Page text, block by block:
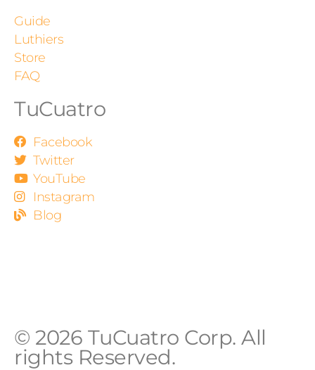
Guide
Luthiers
Store
FAQ
TuCuatro
Facebook
Twitter
YouTube
Instagram
Blog
© 2026 TuCuatro Corp. All
rights Reserved.